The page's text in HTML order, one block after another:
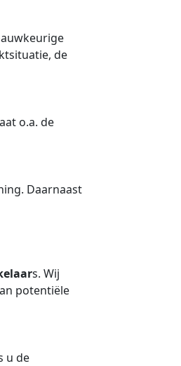
de
o.a. de
Daarnaast
s. Wij
potentiële
u de